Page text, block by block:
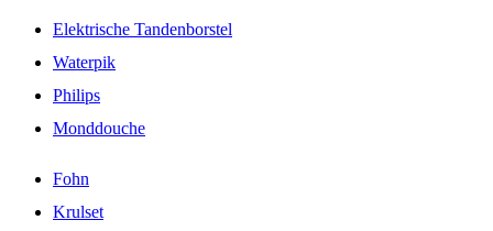
Elektrische Tandenborstel
Waterpik
Philips
Monddouche
Fohn
Krulset